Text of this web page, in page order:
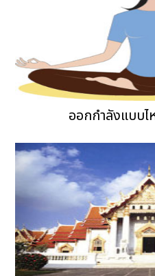
ออกกำลังแบบไ